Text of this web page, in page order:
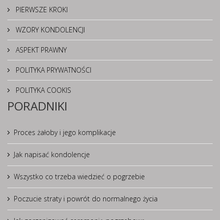
PIERWSZE KROKI
WZORY KONDOLENCJI
ASPEKT PRAWNY
POLITYKA PRYWATNOŚCI
POLITYKA COOKIS
PORADNIKI
Proces żałoby i jego komplikacje
Jak napisać kondolencje
Wszystko co trzeba wiedzieć o pogrzebie
Poczucie straty i powrót do normalnego życia